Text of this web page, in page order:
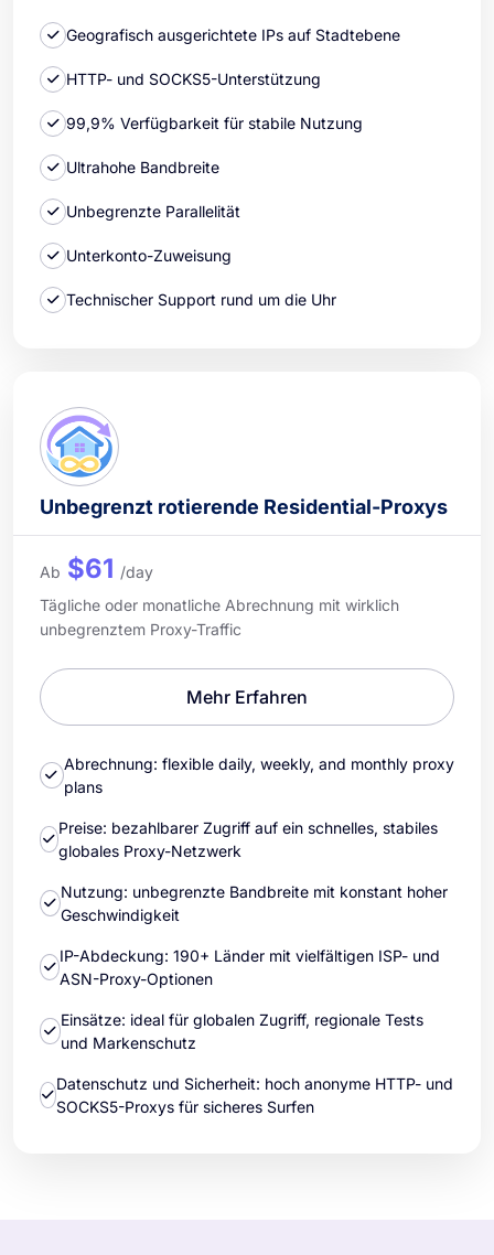
Geografisch ausgerichtete IPs auf Stadtebene
HTTP- und SOCKS5-Unterstützung
99,9% Verfügbarkeit für stabile Nutzung
Ultrahohe Bandbreite
Unbegrenzte Parallelität
Unterkonto-Zuweisung
Technischer Support rund um die Uhr
Unbegrenzt rotierende Residential-Proxys
Ab $61 /day
Tägliche oder monatliche Abrechnung mit wirklich
unbegrenztem Proxy-Traffic
Mehr Erfahren
Abrechnung: flexible daily, weekly, and monthly proxy
plans
Preise: bezahlbarer Zugriff auf ein schnelles, stabiles
globales Proxy-Netzwerk
Nutzung: unbegrenzte Bandbreite mit konstant hoher
Geschwindigkeit
IP-Abdeckung: 190+ Länder mit vielfältigen ISP- und
ASN-Proxy-Optionen
Einsätze: ideal für globalen Zugriff, regionale Tests
und Markenschutz
Datenschutz und Sicherheit: hoch anonyme HTTP- und
SOCKS5-Proxys für sicheres Surfen